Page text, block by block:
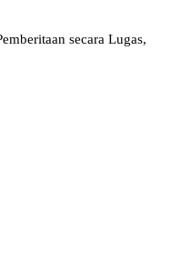
secara Lugas,